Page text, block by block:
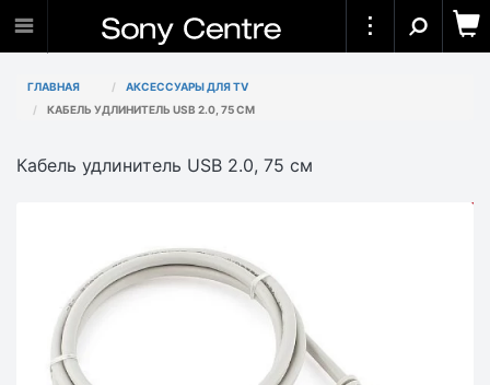
ГЛАВНАЯ
АКСЕССУАРЫ ДЛЯ TV
КАБЕЛЬ УДЛИНИТЕЛЬ USB 2.0, 75 СМ
Кабель удлинитель USB 2.0, 75 см